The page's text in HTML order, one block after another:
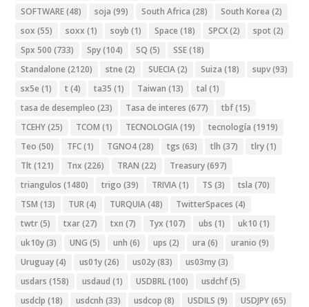
SOFTWARE(48) soja (99) South Africa (28) South Korea (2)
sox (55) soxx (1) soyb (1) Space (18) SPCX(2) spot (2)
Spx 500 (733) Spy(104) SQ (5) SSE(18)
Standalone (2120) stne (2) SUECIA(2) Suiza (18) supv(93)
sx5e (1) t (4) ta35 (1) Taiwan (13) tal (1)
tasa de desempleo (23) Tasa de interes (677) tbf(15)
TCEHY(25) TCOM (1) TECNOLOGIA(19) tecnología (1919)
Teo (50) TFC(1) TGNO4(28) tgs (63) tlh (37) tlry(1)
Tlt (121) Tnx (226) TRAN (22) Treasury(697)
triangulos (1480) trigo (39) TRIVIA(1) TS (3) tsla (70)
TSM (13) TUR(4) TURQUIA(48) TwitterSpaces (4)
twtr(5) txar(27) txn (7) Tyx (107) ubs (1) uk10 (1)
uk10y(3) UNG (5) unh (6) ups (2) ura (6) uranio (9)
Uruguay(4) us01y(26) us02y(83) us03my(3)
usdars (158) usdaud (1) USDBRL(100) usdchf(5)
usdclp (18) usdcnh (33) usdcop (8) USDILS (9) USDJPY(65)